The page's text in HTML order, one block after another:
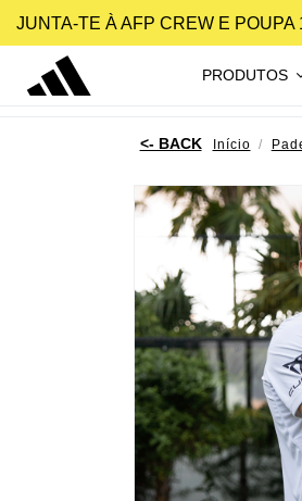
JUNTA-TE À AFP CREW E
PRODUTOS
Início